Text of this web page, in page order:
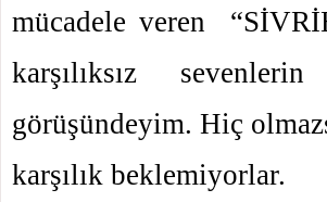
mücadele veren
karşılıksız
görüşündeyim. Hiç
karşılık beklemiyorlar.